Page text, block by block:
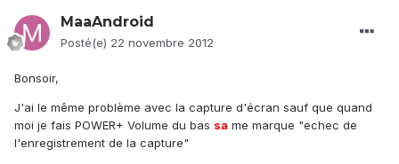
MaaAndroid
Posté(e) 22 novembre 2012
Bonsoir,
J'ai le même problème avec la capture d'écran sauf que quand
moi je fais POWER+ Volume du bas sa me marque "echec de
l'enregistrement de la capture"